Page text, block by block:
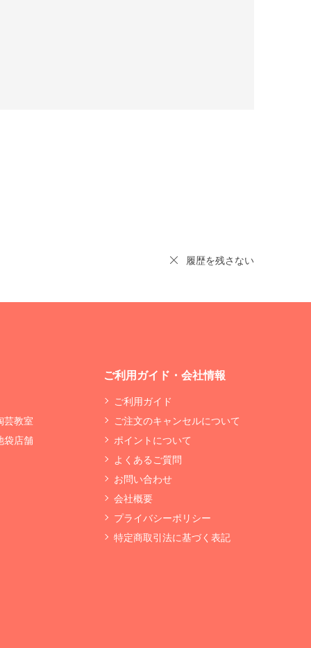
履歴を残さない
芸教室
袋店舗
ご利用ガイド・会社情報
ご利用ガイド
ご注文のキャンセルについて
ポイントについて
よくあるご質問
お問い合わせ
会社概要
プライバシーポリシー
特定商取引法に基づく表記